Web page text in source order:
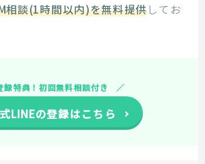
相談(1時間以内)を無料提供してお
録特典！初回無料相談付き
LINEの登録はこちら